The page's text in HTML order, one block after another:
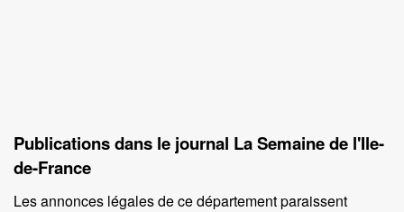
Publications dans le journal La Semaine de l'Ile-
de-France
Les annonces légales de ce département paraissent